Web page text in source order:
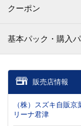
クーポン
基本パック・購入
販売店情報
（株）スズキ自販
リーナ君津